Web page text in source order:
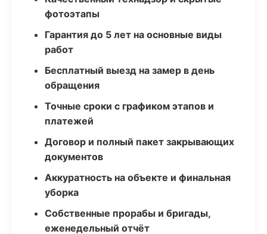
фотоэтапы
Гарантия до 5 лет на основные виды
работ
Бесплатный выезд на замер в день
обращения
Точные сроки с графиком этапов и
платежей
Договор и полный пакет закрывающих
документов
Аккуратность на объекте и финальная
уборка
Собственные прорабы и бригады,
еженедельный отчёт